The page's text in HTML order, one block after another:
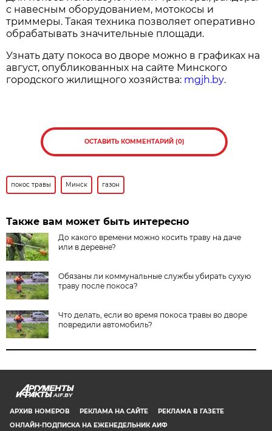
с навесным оборудованием, мотокосы и
триммеры. Такая техника позволяет оперативно
обрабатывать значительные площади.
Узнать дату покоса во дворе можно в графиках на
август, опубликованных на сайте Минского
городского жилищного хозяйства: mgjh.by.
ОСТАВИТЬ КОММЕНТАРИЙ (0)
покос травы Минск газон
Также вам может быть интересно
До какого времени можно косить траву на даче
или в деревне?
Обязаны ли коммунальные службы убирать сухую
траву после покоса?
Что делать, если во время покоса травы во дворе
повредили автомобиль?
AIF.BY
АРХИВ НОМЕРОВ РЕКЛАМА НА САЙТЕ
РЕКЛАМА В ГАЗЕТЕ
ОНЛАЙН-ПОДПИСКА НА ЕЖЕНЕДЕЛЬНИК АИФ